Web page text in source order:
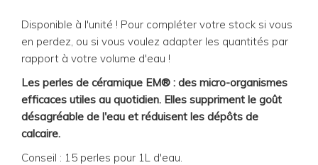
Disponible à l'unité ! Pour compléter votre stock si vous
en perdez, ou si vous voulez adapter les quantités par
rapport à votre volume d'eau !
Les perles de céramique EM® : des micro-organismes
efficaces utiles au quotidien. Elles suppriment le goût
désagréable de l'eau et réduisent les dépôts de
calcaire.
Conseil : 15 perles pour 1L d'eau.